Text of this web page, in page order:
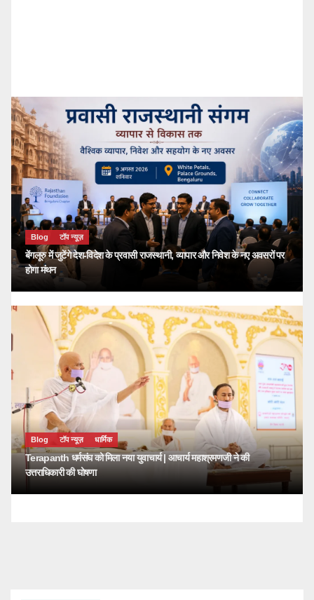
Blog टॉप न्यूज़
बेंगलूरु में जुटेंगे देश-विदेश के प्रवासी राजस्थानी, व्यापार और निवेश के नए अवसरों पर
होगा मंथन
Blog टॉप न्यूज़ धार्मिक
Terapanth धर्मसंघ को मिला नया युवाचार्य | आचार्य महाश्रमणजी ने की
उत्तराधिकारी की घोषणा